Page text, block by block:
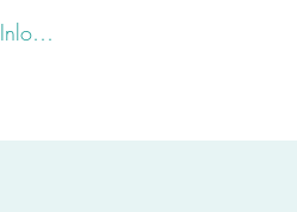
Inloggen